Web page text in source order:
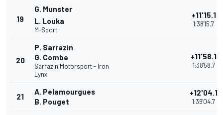
19
G. Munster
L. Louka
M-Sport
+11'15.1
1:38'15.7
20
P. Sarrazin
G. Combe
Sarrazin Motorsport - Iron
Lynx
+11'58.1
1:38'58.7
21
A. Pelamourgues
B. Pouget
+12'04.1
1:39'04.7